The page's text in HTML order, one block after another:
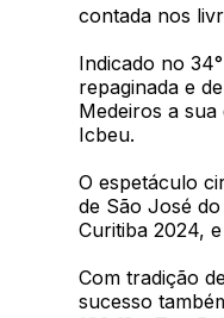
contada nos
Indicado no
repaginada e
Medeiros a
Icbeu.
O espetáculo
de São José
Curitiba 2024,
Com tradição
sucesso